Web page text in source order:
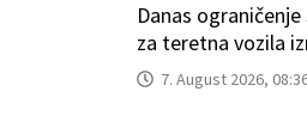
Danas
za teretna vozila
7. August 2026,